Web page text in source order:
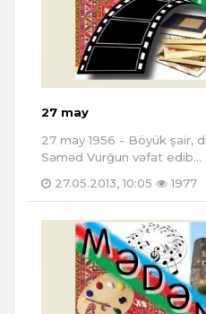
27 may
27 may 1956 - Böyük şair,
Səməd Vurğun vəfat edib...
27.05.2013, 10:05
1977